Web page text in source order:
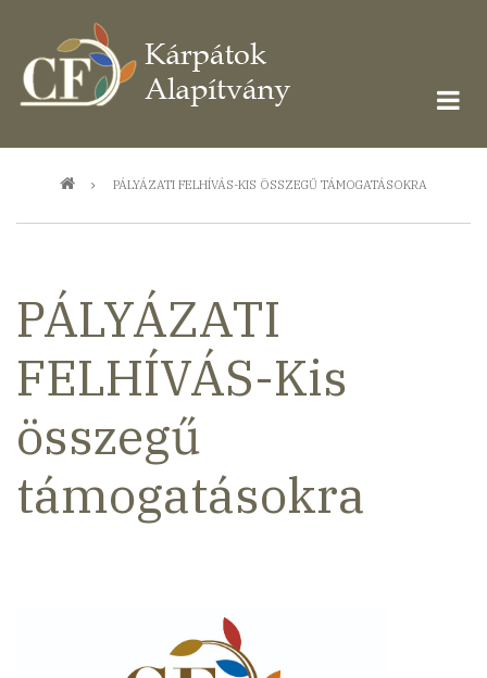
tartalomra
MorzsaPÁLYÁZATI FELHÍVÁS-KIS ÖSSZEGŰ TÁMOGATÁSOKRA
PÁLYÁZATI
FELHÍVÁS-Kis
összegű
támogatásokra